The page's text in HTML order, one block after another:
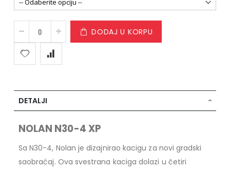
DODAJ U KORPU
DETALJI
NOLAN N30-4 XP
Sa N30-4, Nolan je dizajnirao kacigu za novi gradski
saobraćaj. Ova svestrana kaciga dolazi u četiri